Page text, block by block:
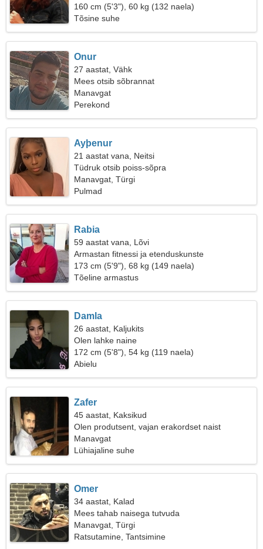
160 cm (5'3"), 60 kg (132 naela)
Tõsine suhe
Onur
27 aastat, Vähk
Mees otsib sõbrannat
Manavgat
Perekond
Ayþenur
21 aastat vana, Neitsi
Tüdruk otsib poiss-sõpra
Manavgat, Türgi
Pulmad
Rabia
59 aastat vana, Lõvi
Armastan fitnessi ja etenduskunste
173 cm (5'9"), 68 kg (149 naela)
Tõeline armastus
Damla
26 aastat, Kaljukits
Olen lahke naine
172 cm (5'8"), 54 kg (119 naela)
Abielu
Zafer
45 aastat, Kaksikud
Olen produtsent, vajan erakordset naist
Manavgat
Lühiajaline suhe
Omer
34 aastat, Kalad
Mees tahab naisega tutvuda
Manavgat, Türgi
Ratsutamine, Tantsimine